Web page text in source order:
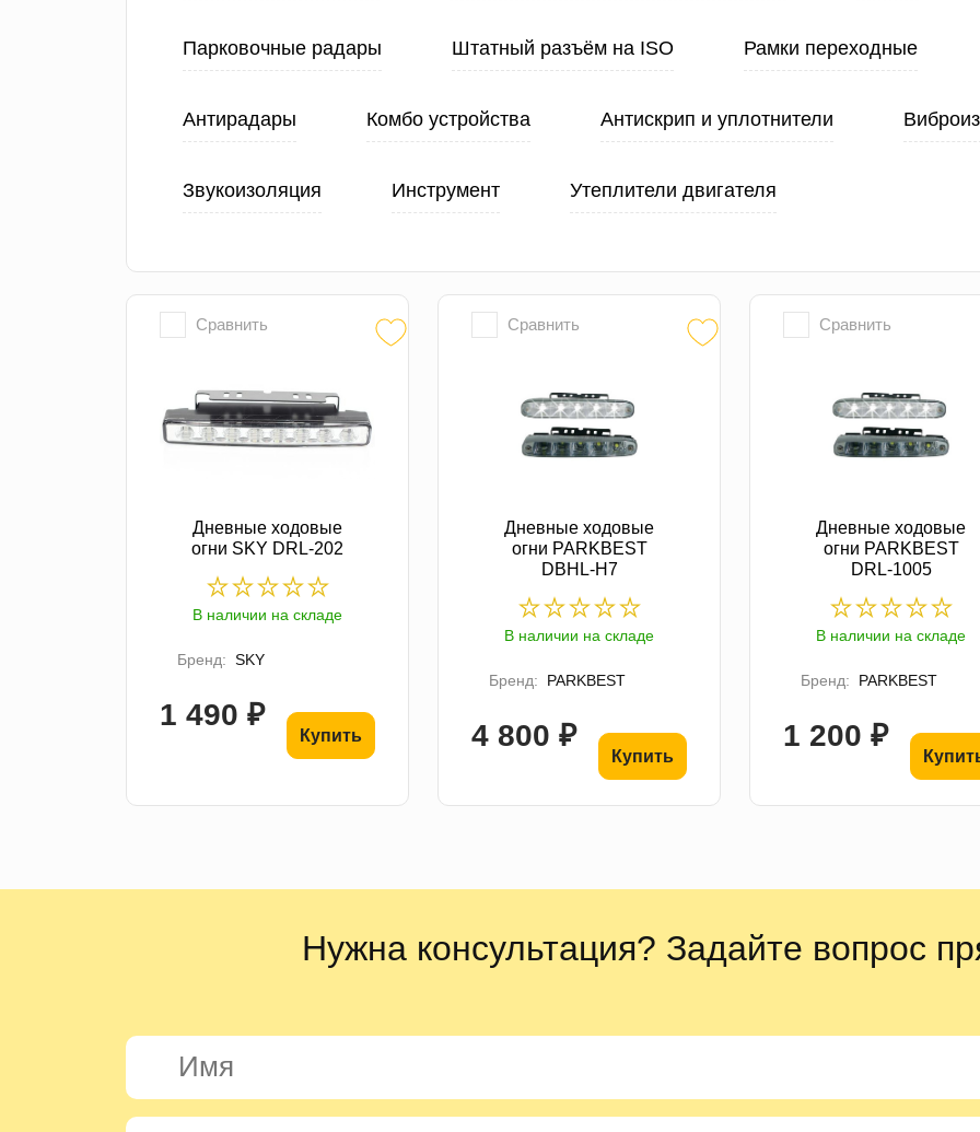
Парковочные радары Штатный разъём на ISO Рамки переходные
Антирадары Комбо устройства Антискрип и уплотнители
Звукоизоляция Инструмент Утеплители двигателя
Сравнить
Дневные ходовые
огни SKY DRL-202
В наличии на складе
Бренд: SKY
1 490 ₽
Купить
Сравнить
Дневные ходовые
огни PARKBEST
DBHL-H7
В наличии на складе
Бренд: PARKBEST
4 800 ₽
Купить
Сравнить
Дневные ходовые
огни PARKBEST
DRL-1005
В наличии на складе
Бренд: PARKBEST
1 200 ₽
Нужна консультация? Задайте вопрос